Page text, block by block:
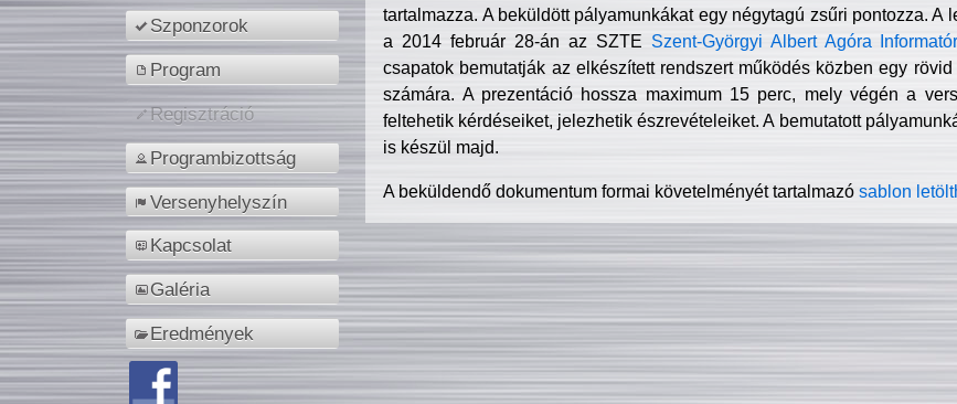
Szponzorok
Program
Regisztráció
Programbizottság
Versenyhelyszín
Kapcsolat
Galéria
Eredmények
tartalmazza. A beküldött pályamunkákat egy négytagú zsűri pontozza.
a 2014 február 28-án az SZTE Szent-Györgyi Albert Agóra
csapatok bemutatják az elkészített rendszert működés közben egy
számára. A prezentáció hossza maximum 15 perc, mely végén a
feltehetik kérdéseiket, jelezhetik észrevételeiket. A bemutatott
is készül majd.
A beküldendő dokumentum formai követelményét tartalmazósablon